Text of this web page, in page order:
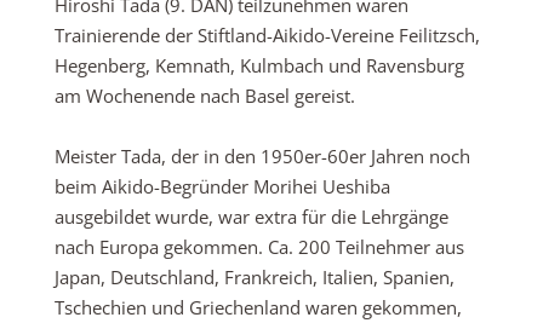
Trainierende der Stiftland-Aikido-Vereine Feilitzsch,
Hegenberg, Kemnath, Kulmbach und Ravensburg
am Wochenende nach Basel gereist.
Meister Tada, der in den 1950er-60er Jahren noch
beim Aikido-Begründer Morihei Ueshiba
ausgebildet wurde, war extra für die Lehrgänge
nach Europa gekommen. Ca. 200 Teilnehmer aus
Japan, Deutschland, Frankreich, Italien, Spanien,
Tschechien und Griechenland waren gekommen,